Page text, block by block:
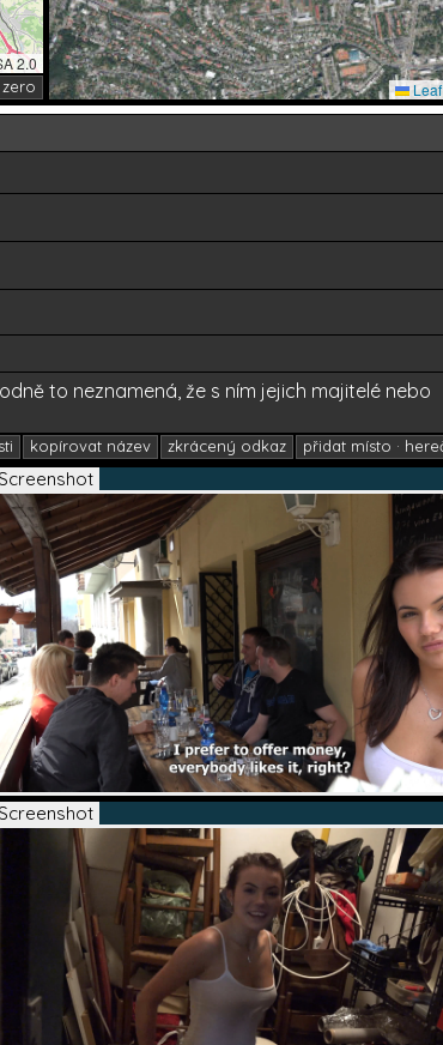
71
2.0
to neznamená, že s ním jejich majitelé nebo
kopírovat název zkrácený odkaz přidat místo ·
Screenshot
Screenshot